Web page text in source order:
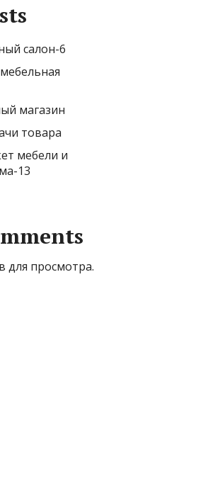
салон-6
магазин
товара
мебели и
13
для просмотра.